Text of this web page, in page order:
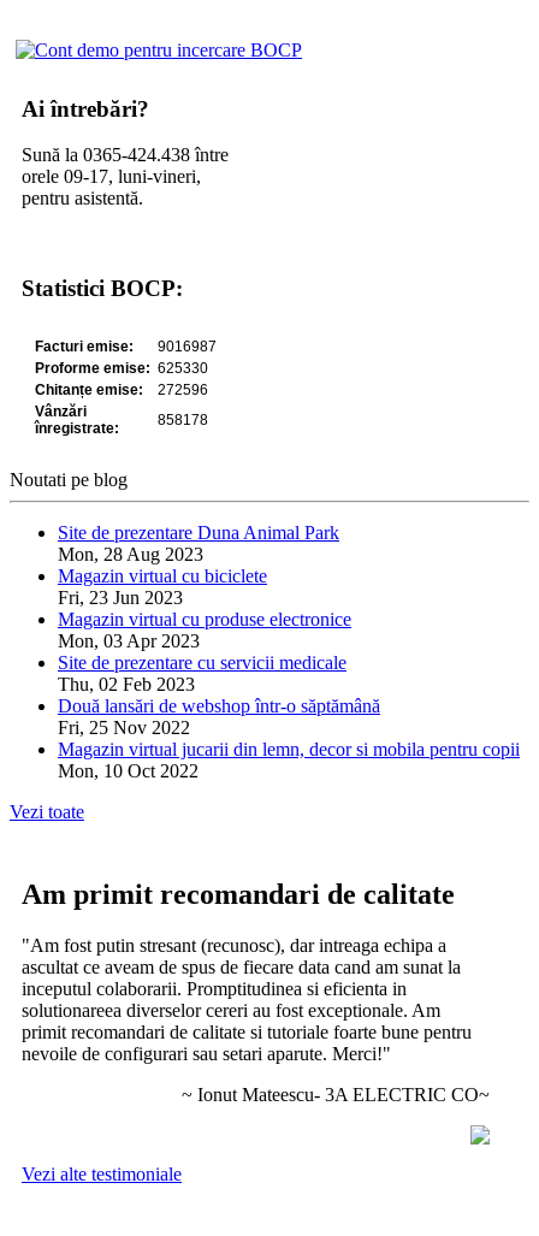
Ai întrebări?
Sună la 0365-424.438 între
orele 09-17, luni-vineri,
pentru asistentă.
Statistici BOCP:
Noutati pe blog
Site de prezentare Duna Animal Park
Mon, 28 Aug 2023
Magazin virtual cu biciclete
Fri, 23 Jun 2023
Magazin virtual cu produse electronice
Mon, 03 Apr 2023
Site de prezentare cu servicii medicale
Thu, 02 Feb 2023
Două lansări de webshop într-o săptămână
Fri, 25 Nov 2022
Magazin virtual jucarii din lemn, decor si mobila pentru copii
Mon, 10 Oct 2022
Vezi toate
Am primit recomandari de calitate
"Am fost putin stresant (recunosc), dar intreaga echipa a
ascultat ce aveam de spus de fiecare data cand am sunat la
inceputul colaborarii. Promptitudinea si eficienta in
solutionareea diverselor cereri au fost exceptionale. Am
primit recomandari de calitate si tutoriale foarte bune pentru
nevoile de configurari sau setari aparute. Merci!"
~ Ionut Mateescu- 3A ELECTRIC CO~
Vezi alte testimoniale